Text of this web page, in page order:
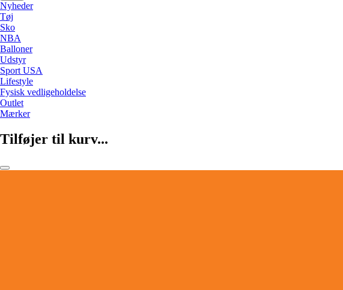
Nyheder
Tøj
Sko
NBA
Balloner
Udstyr
Sport USA
Lifestyle
Fysisk vedligeholdelse
Outlet
Mærker
Tilføjer til kurv...